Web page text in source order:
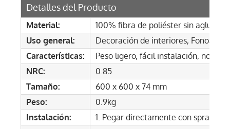
Detalles del Producto
Material:
100% fibra de poliéster sin
Uso general:
Decoración de interiores,
Características:
Peso ligero, fácil instalación, no
NRC:
0.85
Tamaño:
600 x 600 x 74 mm
Peso:
0.9kg
Instalación:
1. Pegar directamente con spray,